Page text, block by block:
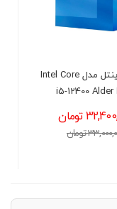
i3-14100 Raptor Lake
25,500,000 تومان
26,000,000 تومان